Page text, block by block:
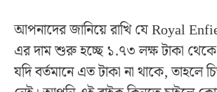
আপনাদের জানিয়ে রাখি যে Royal
এর দাম শুরু হচ্ছে ১.৭৩ লক্ষ টাকা
যদি বর্তমানে এত টাকা না থাকে, তাহলে